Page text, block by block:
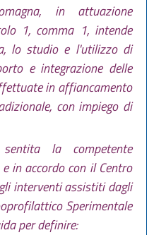
in attuazione
1, comma 1, intende
lo studio e l'utilizzo di
e integrazione delle
in affiancamento
con impiego di
la competente
in accordo con il Centro
interventi assistiti dagli
Sperimentale
per definire: